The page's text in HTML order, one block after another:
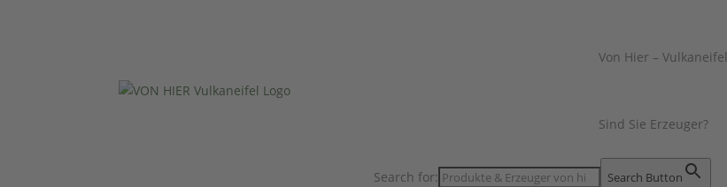
Von Hier – Vulkaneifel
Sind Sie Erzeuger?
Search for: Search Button